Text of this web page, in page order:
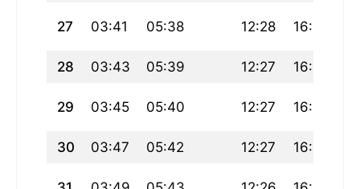
27 03:41 05:38 12:28 16:15
28 03:43 05:39 12:27 16:14
29 03:45 05:40 12:27 16:12
30 03:47 05:42 12:27 16:11